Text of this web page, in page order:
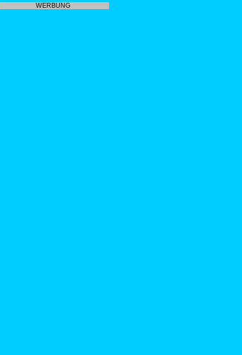
WERBUNG